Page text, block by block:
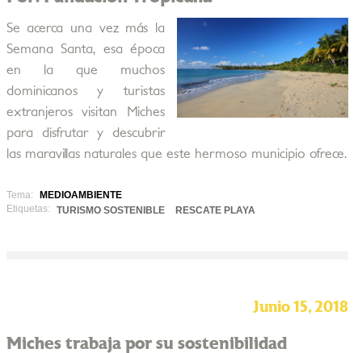
Se acerca una vez más la
Semana Santa, esa época
en la que muchos
dominicanos y turistas
extranjeros visitan Miches
para disfrutar y descubrir
las maravillas naturales que este hermoso municipio ofrece.
Tema:
MEDIOAMBIENTE
Etiquetas:
TURISMO SOSTENIBLE RESCATE PLAYA
Junio 15, 2018
Miches trabaja por su sostenibilidad